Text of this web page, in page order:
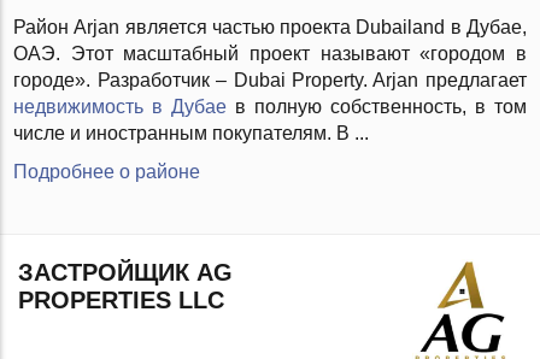
Район Arjan является частью проекта Dubailand в Дубае,
ОАЭ. Этот масштабный проект называют «городом в
городе». Разработчик – Dubai Property. Arjan предлагает
недвижимость в Дубае в полную собственность, в том
числе и иностранным покупателям. В ...
Подробнее о районе
ЗАСТРОЙЩИК AG
PROPERTIES LLC